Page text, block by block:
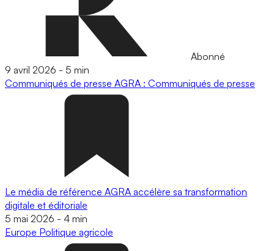
Abonné
9 avril 2026 - 5 min
Communiqués de presse AGRA : Communiqués de presse
Le média de référence AGRA accélère sa transformation
digitale et éditoriale
5 mai 2026 - 4 min
Europe Politique agricole